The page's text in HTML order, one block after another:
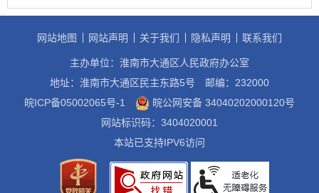
网站地图 网站声明 关于我们 隐私声明 联系我们
主办单位：淮南市大通区人民政府办公室
地址：淮南市大通区民主东路5号
邮编：232000
皖ICP备05002065号-1
皖公网安备 34040202000120号
网站标识码：3404020001
本站已支持IPV6访问